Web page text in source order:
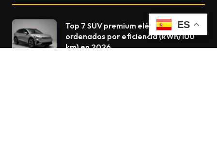
Top 7 SUV premium eléctricos
ordenados por eficiencia (kWh/100
km) en 2026
ES